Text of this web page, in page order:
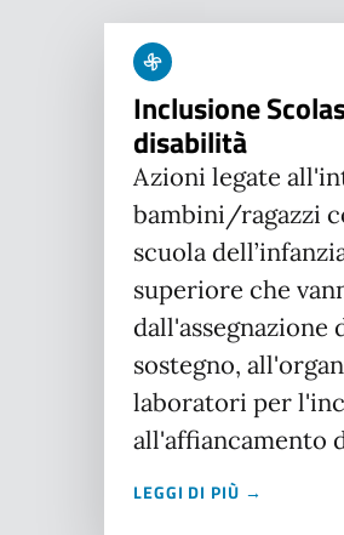
Inclusione
disabilità
Azioni legate
bambini/ragazzi
scuola
superiore che
dall'assegnazione
sostegno,
laboratori per
all'affiancamento
LEGGI DI PIÙ →